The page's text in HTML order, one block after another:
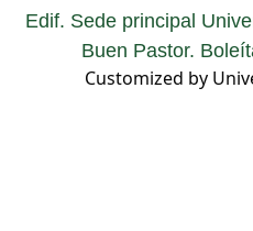
Edif. Sede principal
Buen Pastor.
Customized by